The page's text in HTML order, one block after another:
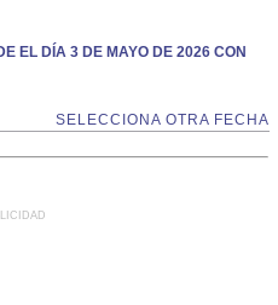
EL DÍA 3 DE MAYO DE 2026 CON
SELECCIONA OTRA FECHA